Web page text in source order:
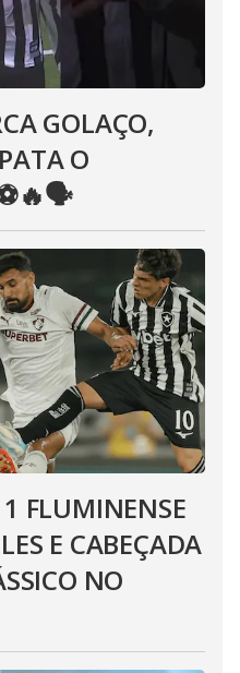
GOLAÇO,
O
⚽️🔥🗣
FLUMINENSE
E CABEÇADA
NO